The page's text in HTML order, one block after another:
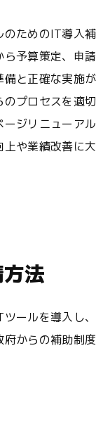
のためのIT導入補
予算策定、申請
と正確な実施が
プロセスを適切
ジリニューアル
や業績改善に大
法
ールを導入し、
からの補助制度